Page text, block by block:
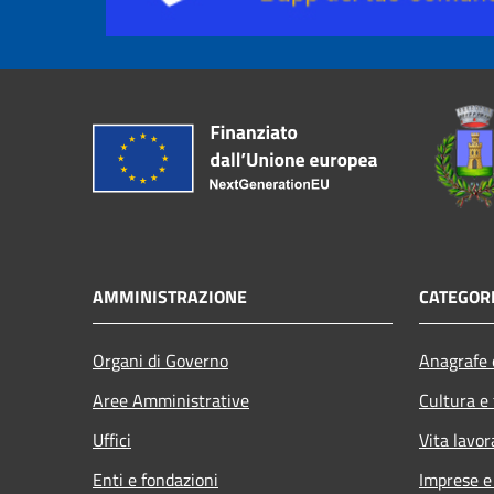
AMMINISTRAZIONE
Organi di Governo
Aree Amministrative
Uffici
Enti e fondazioni
Cultura
Vita
Imprese